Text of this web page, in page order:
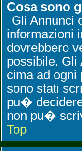
Cosa sono
Gli Annunci
informazioni
dovrebbero
possibile. Gli
cima ad ogni
sono stati
pu�
non pu�
Top